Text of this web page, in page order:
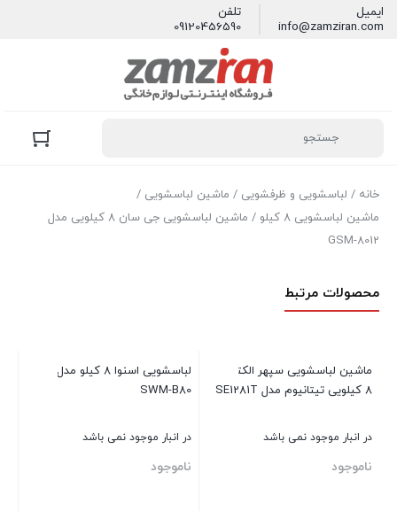
ایمیل
info@zamziran.com
تلفن
09120456590
خانه / لباسشویی و ظرفشویی / ماشین لباسشویی /
ماشین لباسشویی 8 کیلو
/ ماشین لباسشویی جی سان 8 کیلویی مدل
GSM-8012
محصولات مرتبط
ماشین لباسشویی سپهر الکتریک
8 کیلویی تیتانیوم مدل SE1281T
در انبار موجود نمی باشد
ناموجود
لباسشويی اسنوا 8 كيلو مدل
SWM-B80
در انبار موجود نمی باشد
ناموجود